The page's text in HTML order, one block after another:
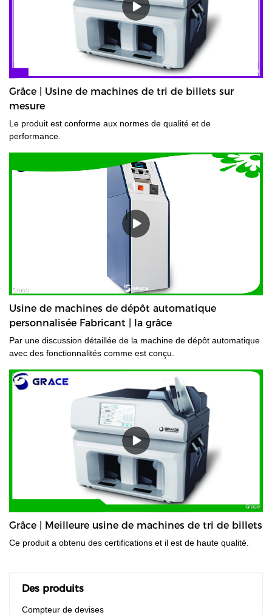
Grâce | Usine de machines de tri de billets sur
mesure
Le produit est conforme aux normes de qualité et de
performance.
Usine de machines de dépôt automatique
personnalisée Fabricant | la grâce
Par une discussion détaillée de la machine de dépôt automatique
avec des fonctionnalités comme est conçu.
Grâce | Meilleure usine de machines de tri de billets
Ce produit a obtenu des certifications et il est de haute qualité.
Des produits
Compteur de devises